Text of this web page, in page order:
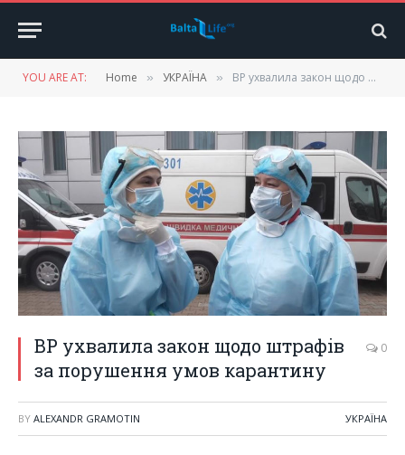
YOU ARE AT: Home » УКРАЇНА » ВР ухвалила закон щодо штрафів за порушення умов карантину
ВР ухвалила закон щодо штрафів
за порушення умов карантину
0
BY ALEXANDR GRAMOTIN УКРАЇНА